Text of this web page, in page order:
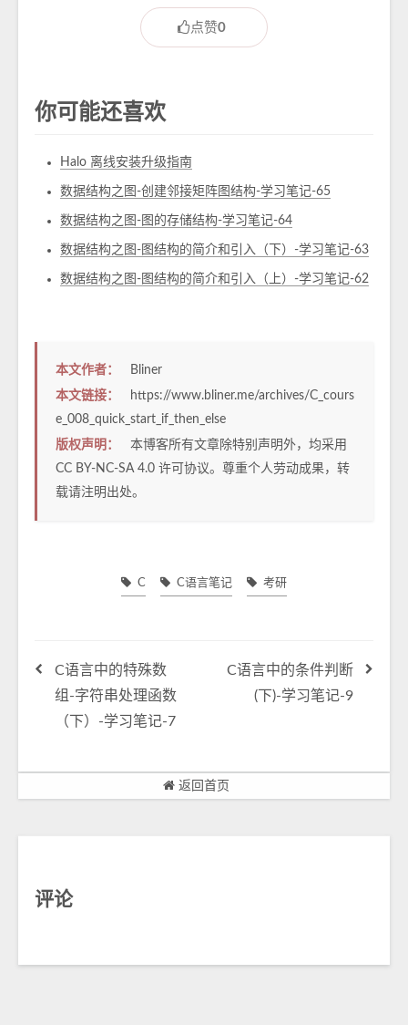
点赞0
你可能还喜欢
Halo 离线安装升级指南
数据结构之图-创建邻接矩阵图结构-学习笔记-65
数据结构之图-图的存储结构-学习笔记-64
数据结构之图-图结构的简介和引入（下）-学习笔记-63
数据结构之图-图结构的简介和引入（上）-学习笔记-62
本文作者：
Bliner
本文链接：
https://www.bliner.me/archives/C_cours
e_008_quick_start_if_then_else
版权声明：
本博客所有文章除特别声明外，均采用
CC BY-NC-SA 4.0 许可协议。尊重个人劳动成果，转
载请注明出处。
C C语言笔记 考研
C语言中的特殊数
组-字符串处理函数
（下）-学习笔记-7
C语言中的条件判断
(下)-学习笔记-9
返回首页
评论